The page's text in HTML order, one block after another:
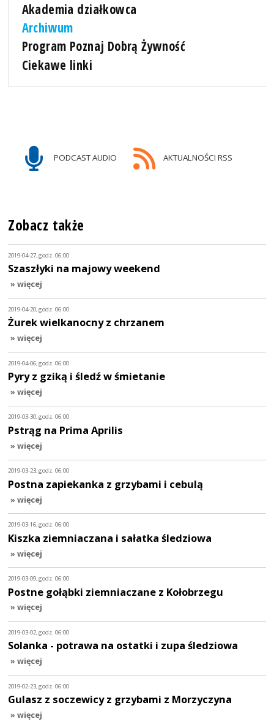
Akademia działkowca
Archiwum
Program Poznaj Dobrą Żywność
Ciekawe linki
PODCAST AUDIO AKTUALNOŚCI RSS
Zobacz także
2019-04-27, godz. 06:00
Szaszłyki na majowy weekend
» więcej
2019-04-20, godz. 06:00
Żurek wielkanocny z chrzanem
» więcej
2019-04-06, godz. 06:00
Pyry z gziką i śledź w śmietanie
» więcej
2019-03-30, godz. 06:00
Pstrąg na Prima Aprilis
» więcej
2019-03-23, godz. 06:00
Postna zapiekanka z grzybami i cebulą
» więcej
2019-03-16, godz. 06:00
Kiszka ziemniaczana i sałatka śledziowa
» więcej
2019-03-09, godz. 06:00
Postne gołąbki ziemniaczane z Kołobrzegu
» więcej
2019-03-02, godz. 06:00
Solanka - potrawa na ostatki i zupa śledziowa
» więcej
2019-02-23, godz. 06:00
Gulasz z soczewicy z grzybami z Morzyczyna
» więcej